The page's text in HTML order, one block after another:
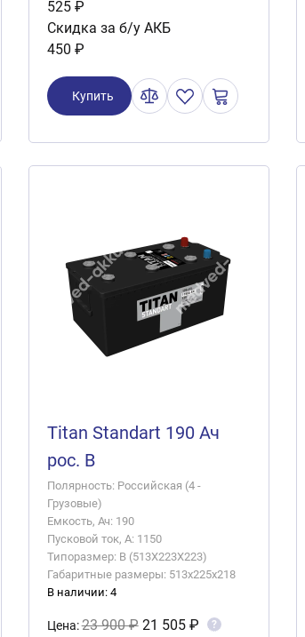
525 ₽
Скидка за б/у АКБ
450 ₽
Купить
Titan Standart 190 Ач
рос. B
Полярность: Российская (4 -
Грузовые)
Емкость, Ач: 190
Пусковой ток, А: 1150
Типоразмер: B (513X223X223)
Габаритные размеры: 513x225x218
В наличии: 4
Цена:23 900 ₽ 21 505 ₽ ?